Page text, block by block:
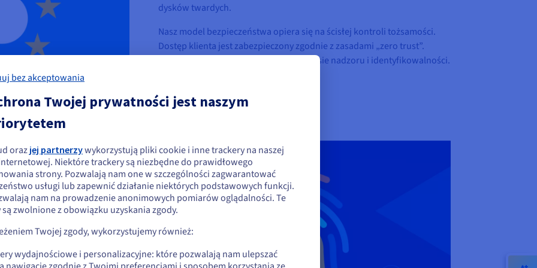
dysków twardych.
Nasz model bezpieczeństwa opiera się na ścisłej kontroli tożsamości.
Dostęp klienta jest zabezpieczony zgodnie z zasadami „zero trust”.
Wzmocniliśmy również procesy w zakresie nadzoru i identyfikowalności.
realizowane są wyłącznie
Pomoc techniczna
proces zarządzania
w naszych dwóch
się, że znajdujesz się w Stany
chcesz złożyć zamówienie w Stany Zjednoczone, wyszukaj odpowiednią
i załóż konto.
Go to Stany Zjednoczone website
us.ovhcloud.com/
Angielski USD - $
bez akceptowania
Twojej prywatności jest naszym
oraz jej partnerzywykorzystują pliki cookie i inne trackery na naszej
Niektóre trackery są niezbędne do prawidłowego
strony. Pozwalają nam one w szczególności zagwarantować
usługi lub zapewnić działanie niektórych podstawowych funkcji.
nam na prowadzenie anonimowych pomiarów oglądalności. Te
zwolnione z obowiązku uzyskania zgody.
Twojej zgody, wykorzystujemy również:
wydajnościowe i personalizacyjne: które pozwalają nam ulepszać